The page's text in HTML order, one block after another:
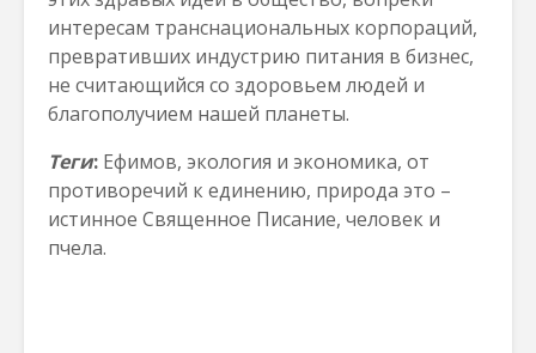
интересам транснациональных корпораций,
превративших индустрию питания в бизнес,
не считающийся со здоровьем людей и
благополучием нашей планеты.
Теги: Ефимов, экология и экономика, от
противоречий к единению, природа это –
истинное Священное Писание, человек и
пчела.